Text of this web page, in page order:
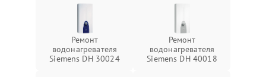
Ремонт
водонагревателя
Siemens DH 30024
Ремонт
водонагревателя
Siemens DH 40018